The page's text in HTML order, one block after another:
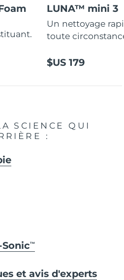
LUNA™ mini 3
Un nettoyage
toute
$US 179
SCIENCE QUI
:
SonicTM
et avis d'experts